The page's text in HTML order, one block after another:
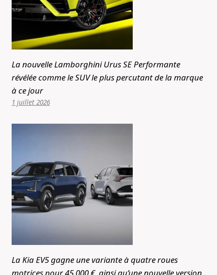
La nouvelle Lamborghini Urus SE Performante
révélée comme le SUV le plus percutant de la marque
à ce jour
1 juillet 2026
La Kia EV5 gagne une variante à quatre roues